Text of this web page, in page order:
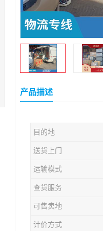
产品描述
目的地
送货上门
运输模式
查货服务
可售卖地
计价方式